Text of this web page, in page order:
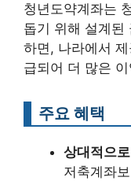
청년도약계좌는
돕기 위해 설계된
하면, 나라에서
급되어 더 많은
주요 혜택
상대적으
저축계좌